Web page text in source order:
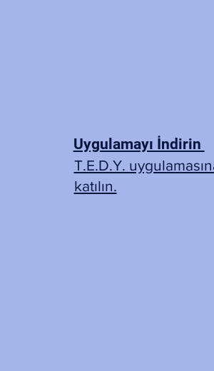
Uygulamayı İndirin
T.E.D.Y.
katılın.